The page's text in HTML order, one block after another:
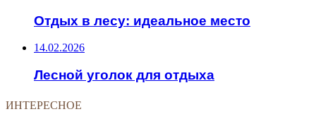
Отдых в лесу: идеальное место
14.02.2026
Лесной уголок для отдыха
ИНТЕРЕСНОЕ